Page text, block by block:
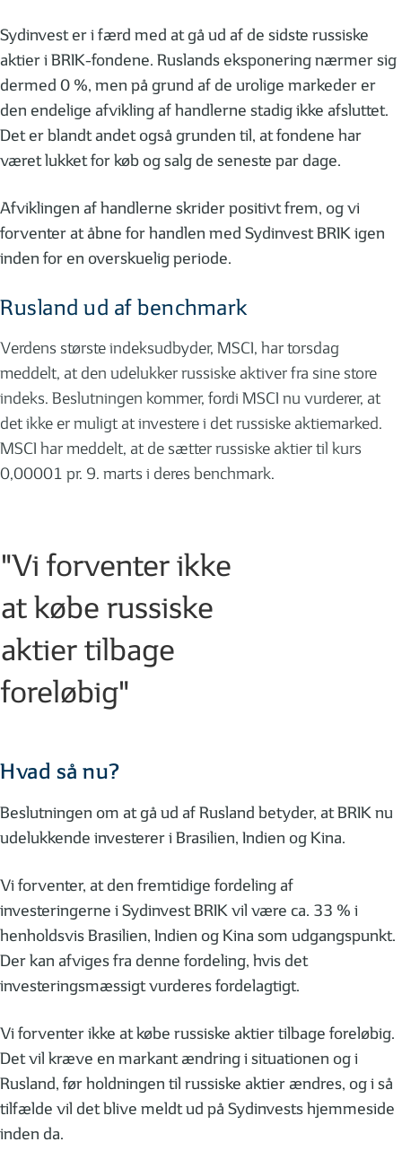
Sydinvest er i færd med at gå ud af de sidste russiske
aktier i BRIK-fondene. Ruslands eksponering nærmer sig
dermed 0 %, men på grund af de urolige markeder er
den endelige afvikling af handlerne stadig ikke afsluttet.
Det er blandt andet også grunden til, at fondene har
været lukket for køb og salg de seneste par dage.
Afviklingen af handlerne skrider positivt frem, og vi
forventer at åbne for handlen med Sydinvest BRIK igen
inden for en overskuelig periode.
Rusland ud af benchmark
Verdens største indeksudbyder, MSCI, har torsdag
meddelt, at den udelukker russiske aktiver fra sine store
indeks. Beslutningen kommer, fordi MSCI nu vurderer, at
det ikke er muligt at investere i det russiske aktiemarked.
MSCI har meddelt, at de sætter russiske aktier til kurs
0,00001 pr. 9. marts i deres benchmark.
"Vi forventer ikke
at købe russiske
aktier tilbage
foreløbig"
Hvad så nu?
Beslutningen om at gå ud af Rusland betyder, at BRIK nu
udelukkende investerer i Brasilien, Indien og Kina.
Vi forventer, at den fremtidige fordeling af
investeringerne i Sydinvest BRIK vil være ca. 33 % i
henholdsvis Brasilien, Indien og Kina som udgangspunkt.
Der kan afviges fra denne fordeling, hvis det
investeringsmæssigt vurderes fordelagtigt.
Vi forventer ikke at købe russiske aktier tilbage foreløbig.
Det vil kræve en markant ændring i situationen og i
Rusland, før holdningen til russiske aktier ændres, og i så
tilfælde vil det blive meldt ud på Sydinvests hjemmeside
inden da.